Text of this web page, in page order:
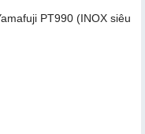
PT990 (INOX siêu